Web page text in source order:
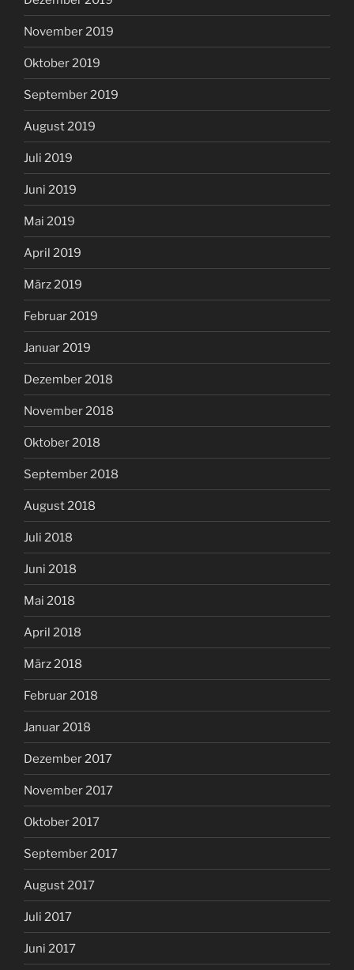
November 2019
Oktober 2019
September 2019
August 2019
Juli 2019
Juni 2019
Mai 2019
April 2019
März 2019
Februar 2019
Januar 2019
Dezember 2018
November 2018
Oktober 2018
September 2018
August 2018
Juli 2018
Juni 2018
Mai 2018
April 2018
März 2018
Februar 2018
Januar 2018
Dezember 2017
November 2017
Oktober 2017
September 2017
August 2017
Juli 2017
Juni 2017